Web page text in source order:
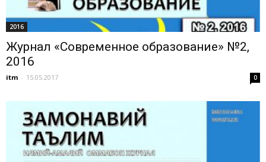
2016
Журнал «Современное образование» №2,
2016
itm - 15.05.2017 0